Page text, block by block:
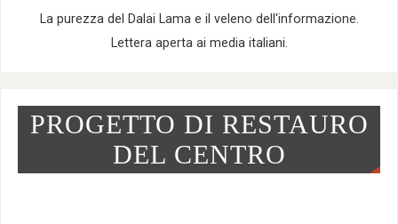
La purezza del Dalai Lama e il veleno dell'informazione.
Lettera aperta ai media italiani.
PROGETTO DI RESTAURO
DEL CENTRO